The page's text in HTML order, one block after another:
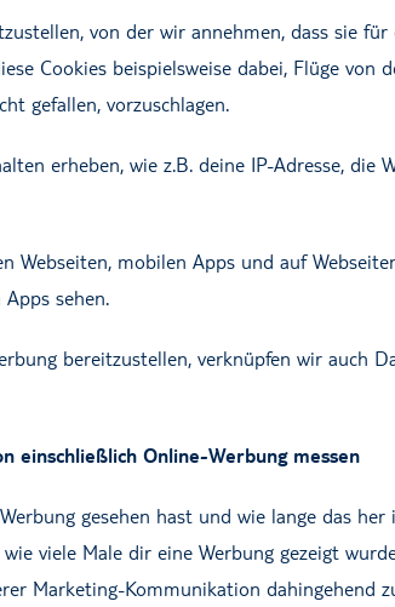
von der wir annehmen, dass sie
Cookies beispielsweise dabei, Flüge
gefallen, vorzuschlagen.
erheben, wie z.B. deine IP-Adresse,
Webseiten, mobilen Apps und auf
sehen.
bereitzustellen, verknüpfen wir auch
einschließlich Online-Werbung messen
gesehen hast und wie lange das
viele Male dir eine Werbung gezeigt
Marketing-Kommunikation